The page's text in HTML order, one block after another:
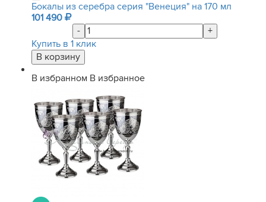
Бокалы из серебра серия "Венеция" на 170 мл
101 490
-
+
Купить в 1 клик
В избранном В избранное